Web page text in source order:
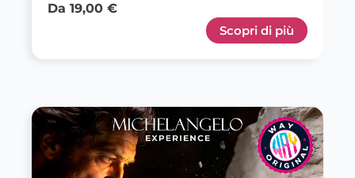
Da 19,00 €
Scopri di più